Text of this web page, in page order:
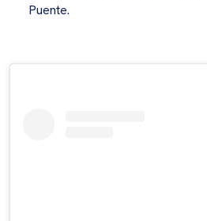
Puente.